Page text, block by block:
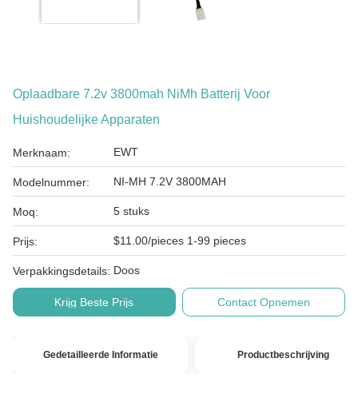
Oplaadbare 7.2v 3800mah NiMh Batterij Voor
Huishoudelijke Apparaten
Merknaam: EWT
Modelnummer: NI-MH 7.2V 3800MAH
Moq: 5 stuks
Prijs: $11.00/pieces 1-99 pieces
Verpakkingsdetails: Doos
Krijg Beste Prijs Contact Opnemen
Gedetailleerde Informatie Productbeschrijving